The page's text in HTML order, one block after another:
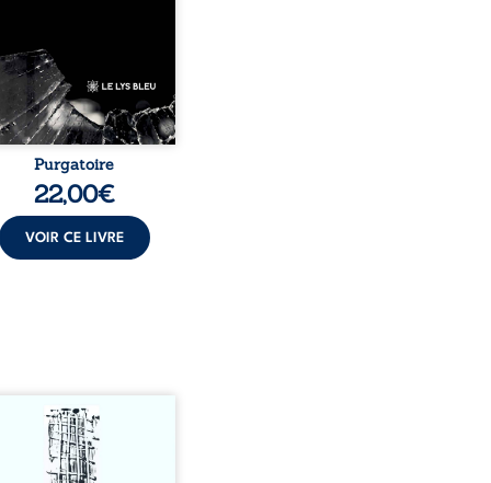
au hasard, comme
inattendue sur
le chemin de la vie. ...
Purgatoire
22,00€
VOIR CE LIVRE
nous vraiment libres
de nos actes s’inscrit
une chaîne de causes ? À
une confrontation